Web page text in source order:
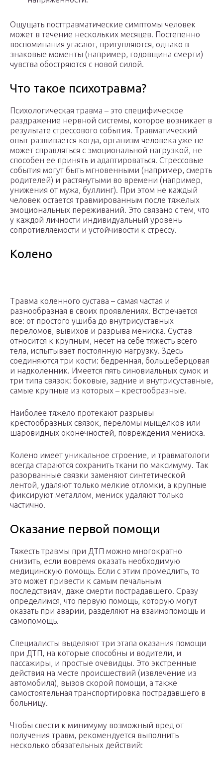
Ощущать посттравматические симптомы человек
может в течение нескольких месяцев. Постепенно
воспоминания угасают, притупляются, однако в
знаковые моменты (например, годовщина смерти)
чувства обостряются с новой силой.
Что такое психотравма?
Психологическая травма – это специфическое
раздражение нервной системы, которое возникает в
результате стрессового события. Травматический
опыт развивается когда, организм человека уже не
может справляться с эмоциональной нагрузкой, не
способен ее принять и адаптироваться. Стрессовые
события могут быть мгновенными (например, смерть
родителей) и растянутыми во времени (например,
унижения от мужа, буллинг). При этом не каждый
человек остается травмированным после тяжелых
эмоциональных переживаний. Это связано с тем, что
у каждой личности индивидуальный уровень
сопротивляемости и устойчивости к стрессу.
Колено
Травма коленного сустава – самая частая и
разнообразная в своих проявлениях. Встречается
все: от простого ушиба до внутрисуставных
переломов, вывихов и разрыва мениска. Сустав
относится к крупным, несет на себе тяжесть всего
тела, испытывает постоянную нагрузку. Здесь
соединяются три кости: бедренная, большеберцовая
и надколенник. Имеется пять синовиальных сумок и
три типа связок: боковые, задние и внутрисуставные,
самые крупные из которых – крестообразные.
Наиболее тяжело протекают разрывы
крестообразных связок, переломы мыщелков или
шаровидных оконечностей, повреждения мениска.
Колено имеет уникальное строение, и травматологи
всегда стараются сохранить ткани по максимуму. Так
разорванные связки заменяют синтетической
лентой, удаляют только мелкие отломки, а крупные
фиксируют металлом, мениск удаляют только
частично.
Оказание первой помощи
Тяжесть травмы при ДТП можно многократно
снизить, если вовремя оказать необходимую
медицинскую помощь. Если с этим промедлить, то
это может привести к самым печальным
последствиям, даже смерти пострадавшего. Сразу
определимся, что первую помощь, которую могут
оказать при аварии, разделяют на взаимопомощь и
самопомощь.
Специалисты выделяют три этапа оказания помощи
при ДТП, на которые способны и водители, и
пассажиры, и простые очевидцы. Это экстренные
действия на месте происшествий (извлечение из
автомобиля), вызов скорой помощи, а также
самостоятельная транспортировка пострадавшего в
больницу.
Чтобы свести к минимуму возможный вред от
получения травм, рекомендуется выполнить
несколько обязательных действий: